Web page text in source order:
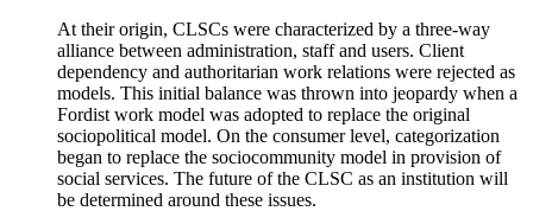
At their origin, CLSCs were characterized by a three-way
alliance between administration, staff and users. Client
dependency and authoritarian work relations were rejected as
models. This initial balance was thrown into jeopardy when a
Fordist work model was adopted to replace the original
sociopolitical model. On the consumer level, categorization
began to replace the sociocommunity model in provision of
social services. The future of the CLSC as an institution will
be determined around these issues.